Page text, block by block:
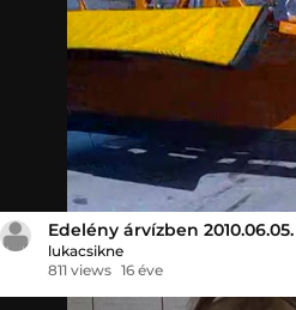
Edelény árvízben 2010.06.05.
lukacsikne
811 views 16 éve